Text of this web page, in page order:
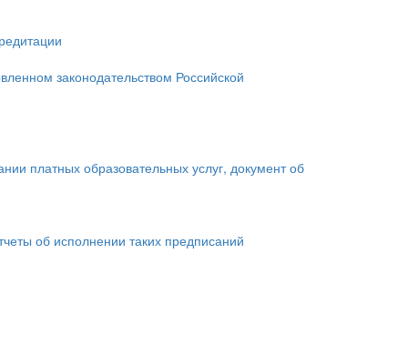
законодательством Российской
платных образовательных услуг, документ об
об исполнении таких предписаний